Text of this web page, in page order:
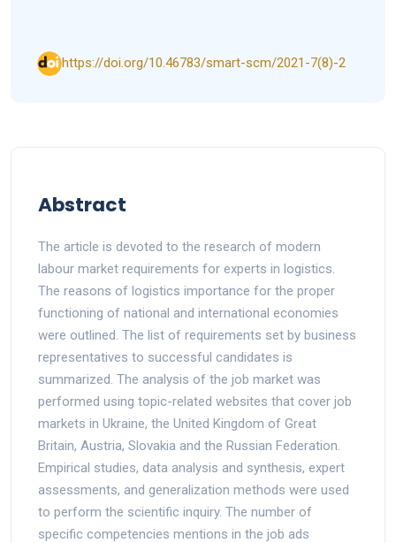
https://doi.org/10.46783/smart-scm/2021-7(8)-2
Abstract
The article is devoted to the research of modern
labour market requirements for experts in logistics.
The reasons of logistics importance for the proper
functioning of national and international economies
were outlined. The list of requirements set by business
representatives to successful candidates is
summarized. The analysis of the job market was
performed using topic-related websites that cover job
markets in Ukraine, the United Kingdom of Great
Britain, Austria, Slovakia and the Russian Federation.
Empirical studies, data analysis and synthesis, expert
assessments, and generalization methods were used
to perform the scientific inquiry. The number of
specific competencies mentions in the job ads